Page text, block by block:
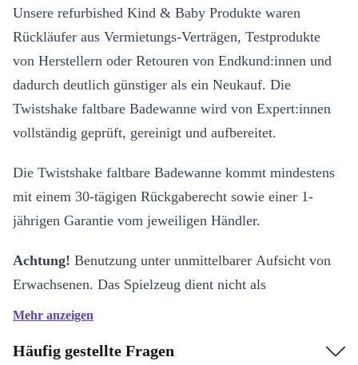
Unsere refurbished Kind & Baby Produkte waren
Rückläufer aus Vermietungs-Verträgen, Testprodukte
von Herstellern oder Retouren von Endkund:innen und
dadurch deutlich günstiger als ein Neukauf. Die
Twistshake faltbare Badewanne wird von Expert:innen
vollständig geprüft, gereinigt und aufbereitet.
Die Twistshake faltbare Badewanne kommt mindestens
mit einem 30-tägigen Rückgaberecht sowie einer 1-
jährigen Garantie vom jeweiligen Händler.
Achtung! Benutzung unter unmittelbarer Aufsicht von
Erwachsenen. Das Spielzeug dient nicht als
Schwimmhilfe. Lassen Sie Ihr Kind nicht
Mehr anzeigen
Häufig gestellte Fragen